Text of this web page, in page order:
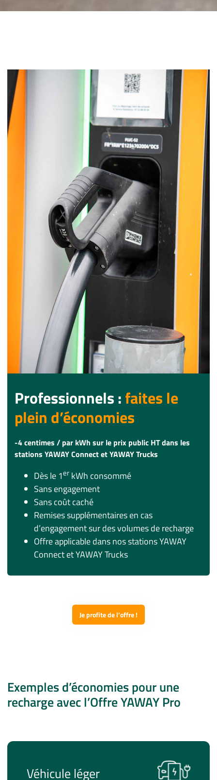
Professionnels :faites le
plein d’économies
-4 centimes / par kWh sur le prix public HT dans les
stations YAWAY Connect et YAWAY Trucks
Dès le 1er kWh consommé
Sans engagement
Sans coût caché
Remises supplémentaires en cas
d’engagement sur des volumes de recharge
Offre applicable dans nos stations YAWAY
Connect et YAWAY Trucks
Je profite de l’offre !
Exemples d’économies pour une
recharge avec l’Offre YAWAY Pro
Véhicule léger